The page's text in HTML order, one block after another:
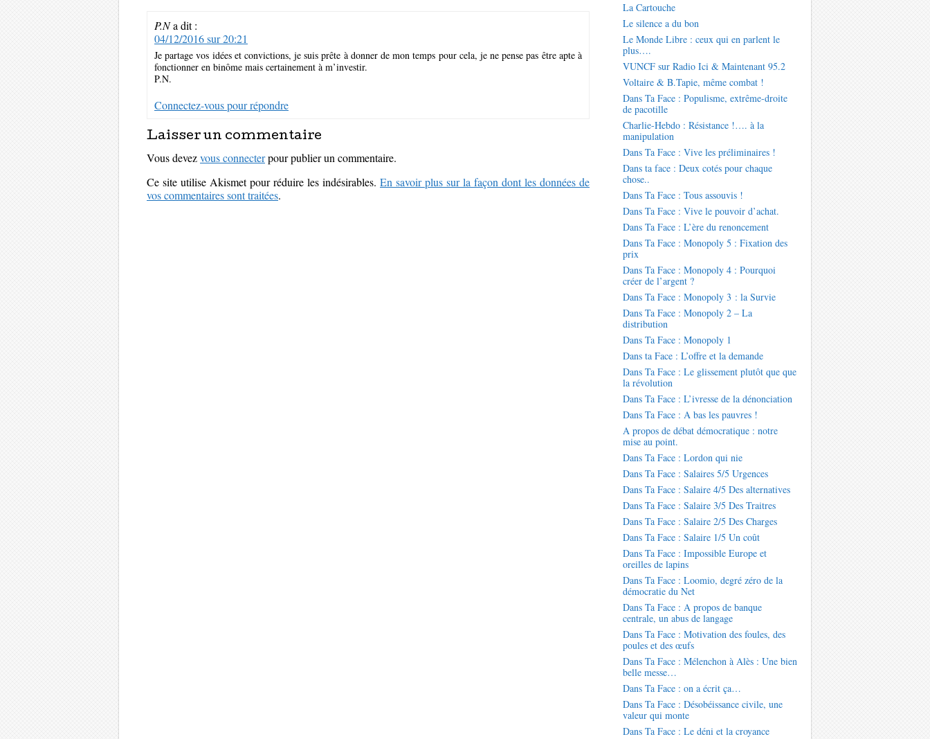
P.Na dit :
04/12/2016 sur 20:21
Je partage vos idées et convictions, je suis prête à donner de mon temps pour cela, je ne pense pas être apte à
fonctionner en binôme mais certainement à m’investir.
P.N.
Connectez-vous pour répondre
Laisser un commentaire
Vous devezvous connecterpour publier un commentaire.
Ce site utilise Akismet pour réduire les indésirables. En savoir plus sur la façon dont les données de
vos commentaires sont traitées.
La Cartouche
Le silence a du bon
Le Monde Libre : ceux qui en parlent le
plus….
VUNCF sur Radio Ici & Maintenant 95.2
Voltaire & B.Tapie, même combat !
Dans Ta Face : Populisme, extrême-droite
de pacotille
Charlie-Hebdo : Résistance !…. à la
manipulation
Dans Ta Face : Vive les préliminaires !
Dans ta face : Deux cotés pour chaque
chose..
Dans Ta Face : Tous assouvis !
Dans Ta Face : Vive le pouvoir d’achat.
Dans Ta Face : L’ère du renoncement
Dans Ta Face : Monopoly 5 : Fixation des
prix
Dans Ta Face : Monopoly 4 : Pourquoi
créer de l’argent ?
Dans Ta Face : Monopoly 3 : la Survie
Dans Ta Face : Monopoly 2 – La
distribution
Dans Ta Face : Monopoly 1
Dans ta Face : L’offre et la demande
Dans Ta Face : Le glissement plutôt que que
la révolution
Dans Ta Face : L’ivresse de la dénonciation
Dans Ta Face : A bas les pauvres !
A propos de débat démocratique : notre
mise au point.
Dans Ta Face : Lordon qui nie
Dans Ta Face : Salaires 5/5 Urgences
Dans Ta Face : Salaire 4/5 Des alternatives
Dans Ta Face : Salaire 3/5 Des Traitres
Dans Ta Face : Salaire 2/5 Des Charges
Dans Ta Face : Salaire 1/5 Un coût
Dans Ta Face : Impossible Europe et
oreilles de lapins
Dans Ta Face : Loomio, degré zéro de la
démocratie du Net
Dans Ta Face : A propos de banque
centrale, un abus de langage
Dans Ta Face : Motivation des foules, des
poules et des œufs
Dans Ta Face : Mélenchon à Alès : Une bien
belle messe…
Dans Ta Face : on a écrit ça…
Dans Ta Face : Désobéissance civile, une
valeur qui monte
Dans Ta Face : Le déni et la croyance